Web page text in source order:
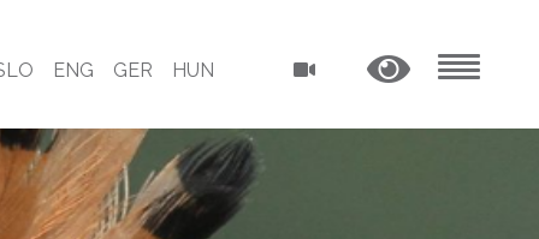
ENG GER HUN